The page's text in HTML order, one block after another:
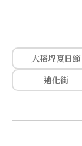
大稻埕夏日節
迪化街